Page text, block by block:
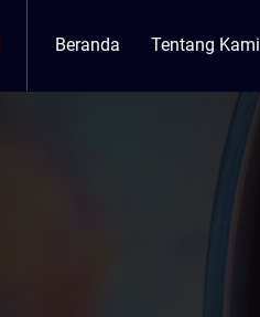
Beranda Tentang Kami